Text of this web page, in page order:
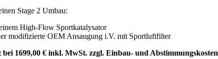
Stage 2 Umbau:
High-Flow Sportkatalysator
modifizierte OEM Ansaugung i.V. mit Sportluftfilter
1699,00 € inkl. MwSt. zzgl. Einbau- und